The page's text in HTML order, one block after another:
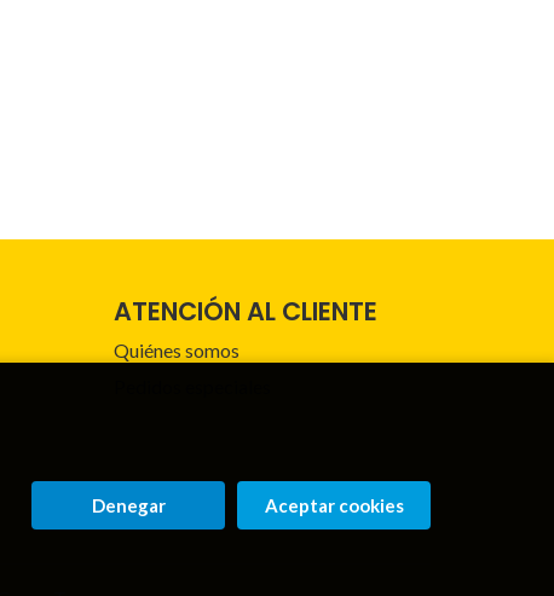
ATENCIÓN AL CLIENTE
Quiénes somos
Denegar Aceptar cookies